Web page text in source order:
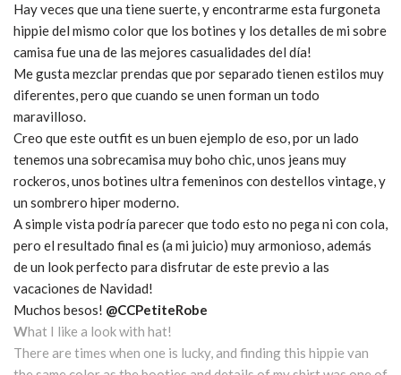
Hay veces que una tiene suerte, y encontrarme esta furgoneta
hippie del mismo color que los botines y los detalles de mi sobre
camisa fue una de las mejores casualidades del día!
Me gusta mezclar prendas que por separado tienen estilos muy
diferentes, pero que cuando se unen forman un todo
maravilloso.
Creo que este outfit es un buen ejemplo de eso, por un lado
tenemos una sobrecamisa muy boho chic, unos jeans muy
rockeros, unos botines ultra femeninos con destellos vintage, y
un sombrero hiper moderno.
A simple vista podría parecer que todo esto no pega ni con cola,
pero el resultado final es (a mi juicio) muy armonioso, además
de un look perfecto para disfrutar de este previo a las
vacaciones de Navidad!
Muchos besos! @CCPetiteRobe
What I like a look with hat!
There are times when one is lucky, and finding this hippie van